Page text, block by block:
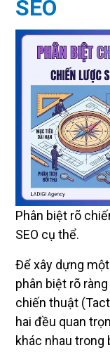
SEO
Phân biệt rõ
SEO cụ thể.
Để xây dựng
phân biệt rõ
chiến thuật
hai đều quan
khác nhau trong